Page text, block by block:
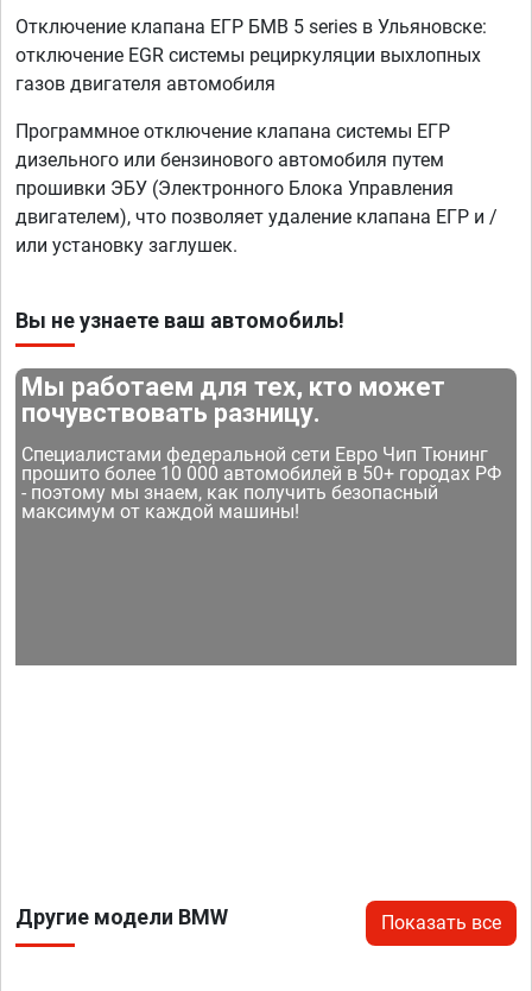
Отключение клапана ЕГР БМВ 5 series в Ульяновске:
отключение EGR системы рециркуляции выхлопных
газов двигателя автомобиля
Программное отключение клапана системы ЕГР
дизельного или бензинового автомобиля путем
прошивки ЭБУ (Электронного Блока Управления
двигателем), что позволяет удаление клапана ЕГР и /
или установку заглушек.
Вы не узнаете ваш автомобиль!
Мы работаем для тех, кто может
почувствовать разницу.
Специалистами федеральной сети Евро Чип Тюнинг
прошито более 10 000 автомобилей в 50+ городах РФ
- поэтому мы знаем, как получить безопасный
максимум от каждой машины!
Другие модели BMW Показать все